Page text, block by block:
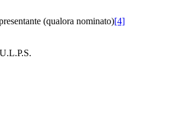
(qualora nominato)[4]